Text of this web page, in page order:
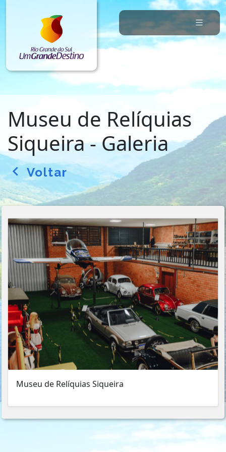
Museu de Relíquias
Siqueira - Galeria
arrow_back_ios Voltar
Museu de Relíquias Siqueira